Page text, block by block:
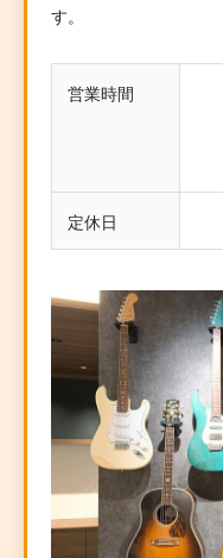
す。
営業時間
定休日